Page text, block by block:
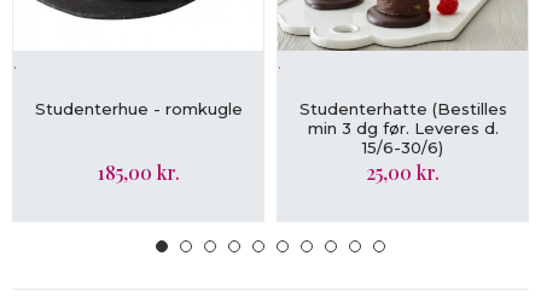
VIS MERE
.
Studenterhue - romkugle
185,00 kr.
VIS MERE
.
Studenterhatte (Bestilles
min 3 dg før. Leveres d.
15/6-30/6)
25,00 kr.